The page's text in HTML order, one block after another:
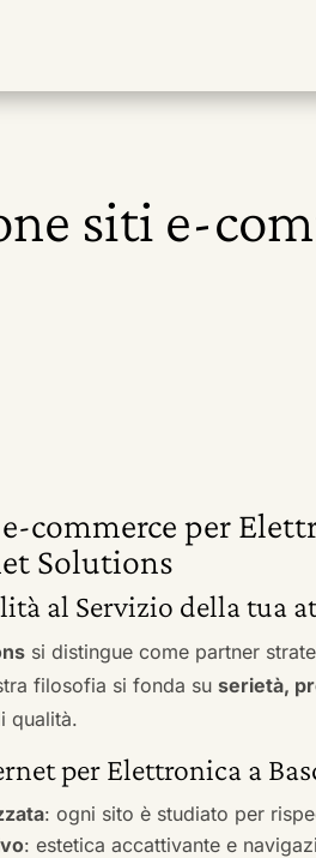
siti e-
commerce per
Solutions
al Servizio della tua
si distingue come partner
filosofia si fonda suserietà,
qualità.
per Elettronica a
: ogni sito è studiato per
: estetica accattivante e